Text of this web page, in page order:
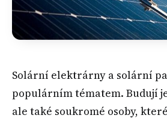
Solární elektrárny a solární
populárním tématem. Budují
ale také soukromé osoby,